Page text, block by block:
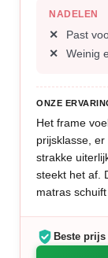
NADELEN
Past
Weinig
ONZE
Het frame
prijsklasse,
strakke
steekt het af.
matras
Beste